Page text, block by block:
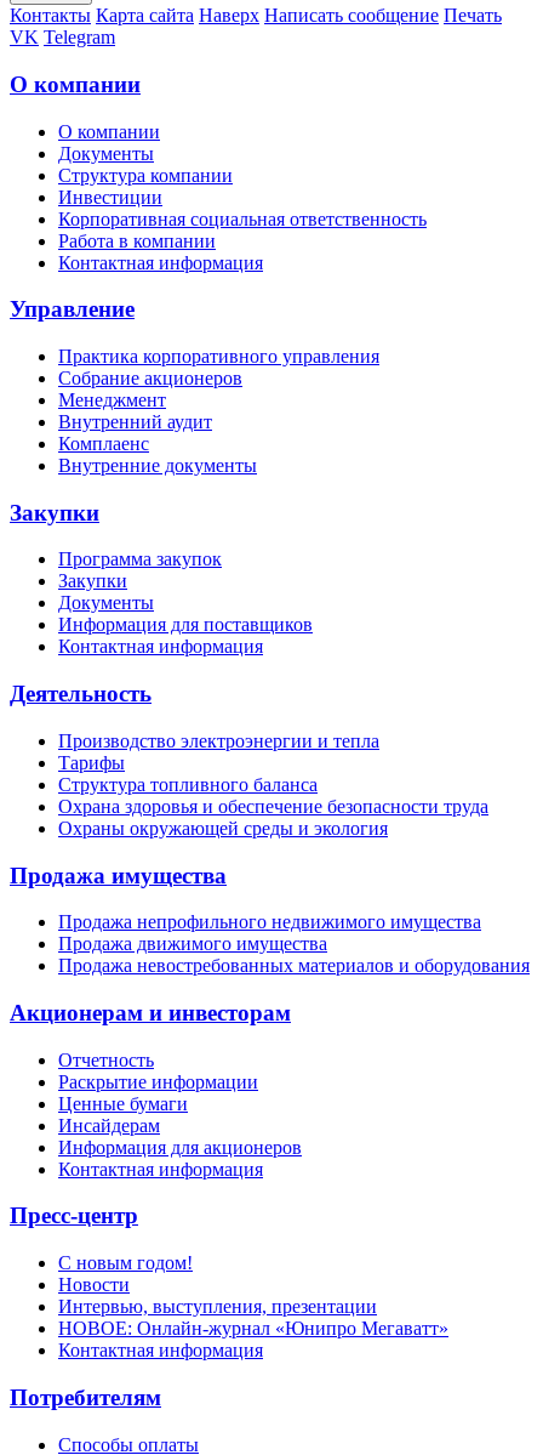
Контакты Карта сайта Наверх Написать сообщение Печать
VK Telegram
О компании
О компании
Документы
Структура компании
Инвестиции
Корпоративная социальная ответственность
Работа в компании
Контактная информация
Управление
Практика корпоративного управления
Собрание акционеров
Менеджмент
Внутренний аудит
Комплаенс
Внутренние документы
Закупки
Программа закупок
Закупки
Документы
Информация для поставщиков
Контактная информация
Деятельность
Производство электроэнергии и тепла
Тарифы
Структура топливного баланса
Охрана здоровья и обеспечение безопасности труда
Охраны окружающей среды и экология
Продажа имущества
Продажа непрофильного недвижимого имущества
Продажа движимого имущества
Продажа невостребованных материалов и оборудования
Акционерам и инвесторам
Отчетность
Раскрытие информации
Ценные бумаги
Инсайдерам
Информация для акционеров
Контактная информация
Пресс-центр
С новым годом!
Новости
Интервью, выступления, презентации
НОВОЕ: Онлайн-журнал «Юнипро Мегаватт»
Контактная информация
Потребителям
Способы оплаты